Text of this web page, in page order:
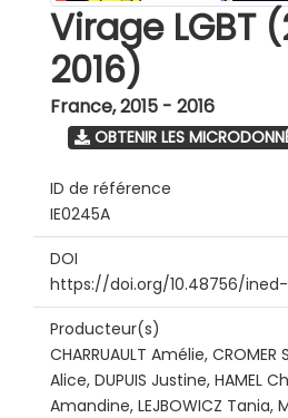
Virage LGBT
2016)
France,2015 - 2016
OBTENIR LES
ID de référence
IE0245A
DOI
https://doi.org/10.48756/ined-
Producteur(s)
CHARRUAULT Amélie, CROMER
Alice, DUPUIS Justine, HAMEL
Amandine, LEJBOWICZ Tania,